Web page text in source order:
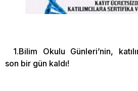
1.Bilim Okulu Günleri’nin,
son bir gün kaldı!